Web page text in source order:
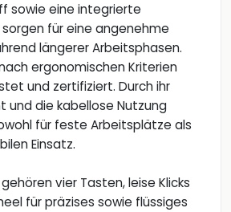
sowie eine integrierte
für eine angenehme
längerer Arbeitsphasen.
ergonomischen Kriterien
und zertifiziert. Durch ihr
und die kabellose Nutzung
für feste Arbeitsplätze als
Einsatz.
vier Tasten, leise Klicks
für präzises sowie flüssiges